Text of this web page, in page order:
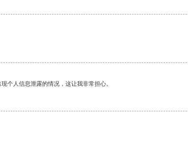
个人信息泄露的情况，这让我非常担心。